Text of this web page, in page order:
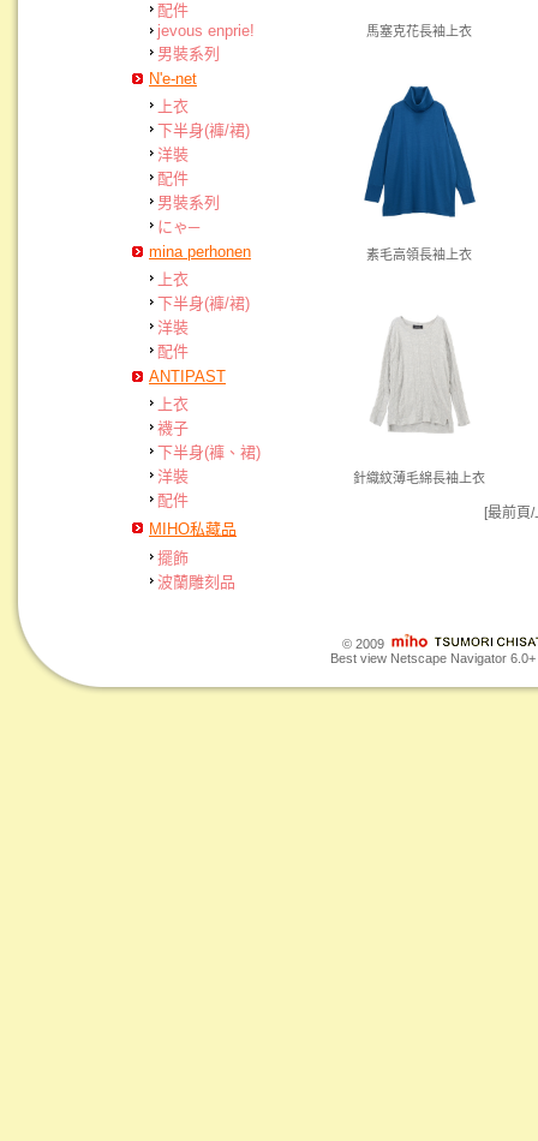
配件
jevous enprie!
男裝系列
N'e-net
上衣
下半身(褲/裙)
洋裝
配件
男裝系列
にゃ─
mina perhonen
上衣
下半身(褲/裙)
洋裝
配件
ANTIPAST
上衣
襪子
下半身(褲、裙)
洋裝
配件
MIHO私藏品
擺飾
波蘭雕刻品
馬塞克花長袖上衣
素毛高領長袖上衣
針織紋薄毛綿長袖上衣
[最前頁
© 2009
Best view Netscape Navigator